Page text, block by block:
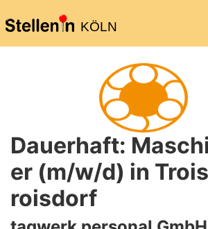
KÖLN
Dauerhaft:
er (m/w/d) in
roisdorf